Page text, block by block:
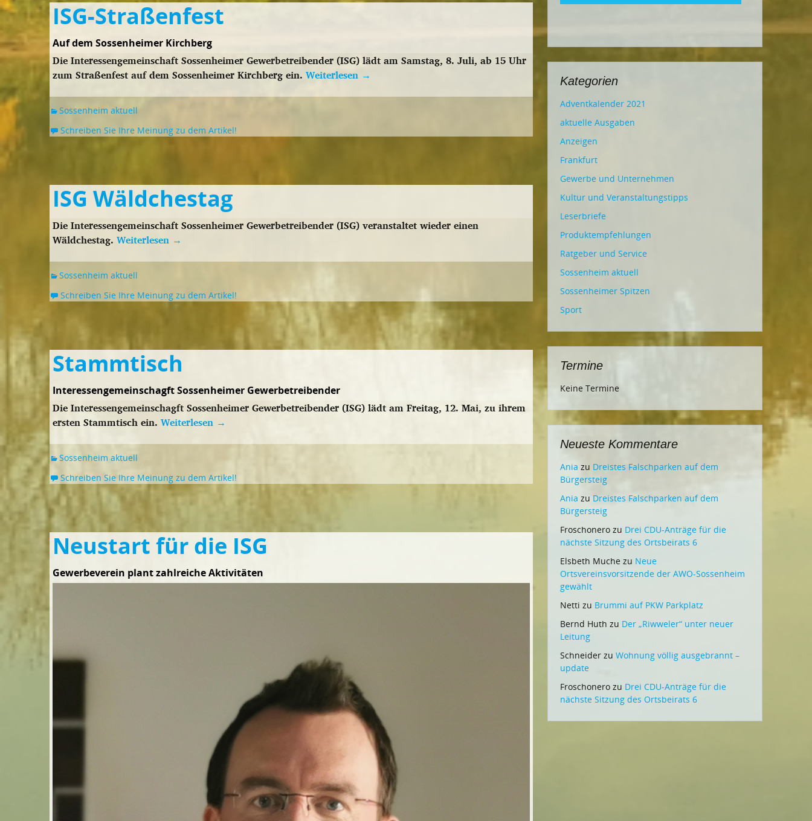
ISG-Straßenfest
Auf dem Sossenheimer Kirchberg
Die Interessengemeinschaft Sossenheimer Gewerbetreibender (ISG) lädt am Samstag, 8. Juli, ab 15 Uhr
zum Straßenfest auf dem Sossenheimer Kirchberg ein. Weiterlesen →
Sossenheim aktuell
Schreiben Sie Ihre Meinung zu dem Artikel!
ISG Wäldchestag
Die Interessengemeinschaft Sossenheimer Gewerbetreibender (ISG) veranstaltet wieder einen
Wäldchestag. Weiterlesen →
Sossenheim aktuell
Schreiben Sie Ihre Meinung zu dem Artikel!
Stammtisch
Interessengemeinschagft Sossenheimer Gewerbetreibender
Die Interessengemeinschagft Sossenheimer Gewerbetreibender (ISG) lädt am Freitag, 12. Mai, zu ihrem
ersten Stammtisch ein. Weiterlesen →
Sossenheim aktuell
Schreiben Sie Ihre Meinung zu dem Artikel!
Neustart für die ISG
Gewerbeverein plant zahlreiche Aktivitäten
Kategorien
Adventkalender 2021
aktuelle Ausgaben
Anzeigen
Frankfurt
Gewerbe und Unternehmen
Kultur und Veranstaltungstipps
Leserbriefe
Produktempfehlungen
Ratgeber und Service
Sossenheim aktuell
Sossenheimer Spitzen
Sport
Termine
Keine Termine
Neueste Kommentare
Ania zu Dreistes Falschparken auf dem
Bürgersteig
Ania zu Dreistes Falschparken auf dem
Bürgersteig
Froschonero zu Drei CDU-Anträge für die
nächste Sitzung des Ortsbeirats 6
Elsbeth Muche zu Neue
Ortsvereinsvorsitzende der AWO-Sossenheim
gewählt
Netti zu Brummi auf PKW Parkplatz
Bernd Huth zu Der „Riwweler“ unter neuer
Leitung
Schneider zu Wohnung völlig ausgebrannt –
update
Froschonero zu Drei CDU-Anträge für die
nächste Sitzung des Ortsbeirats 6